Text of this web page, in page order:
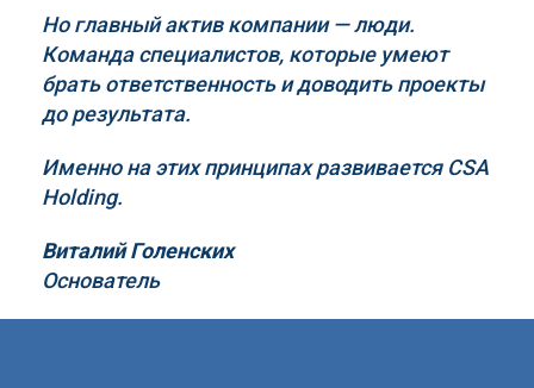
Но главный актив компании — люди.
Команда специалистов, которые умеют
брать ответственность и доводить проекты
до результата.
Именно на этих принципах развивается CSA
Holding.
Виталий Голенских
Основатель